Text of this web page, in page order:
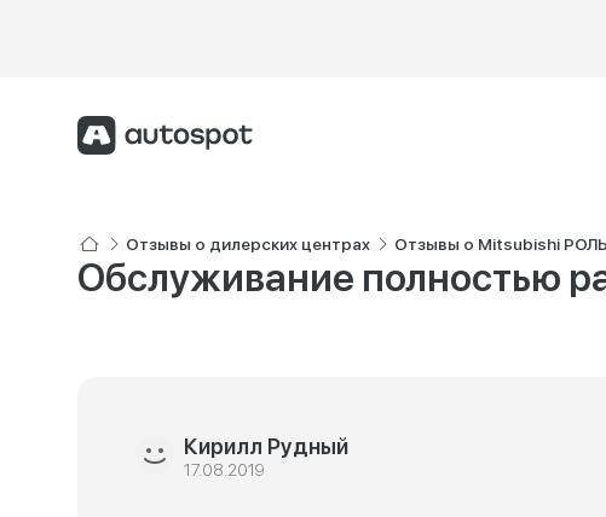
Отзывы о дилерских центрах Отзывы о Mitsubishi
Обслуживание полностью
Кирилл Рудный
17.08.2019